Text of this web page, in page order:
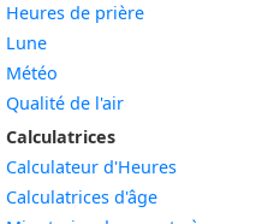
Heures de prière
Lune
Météo
Qualité de l'air
Calculatrices
Calculateur d'Heures
Calculatrices d'âge